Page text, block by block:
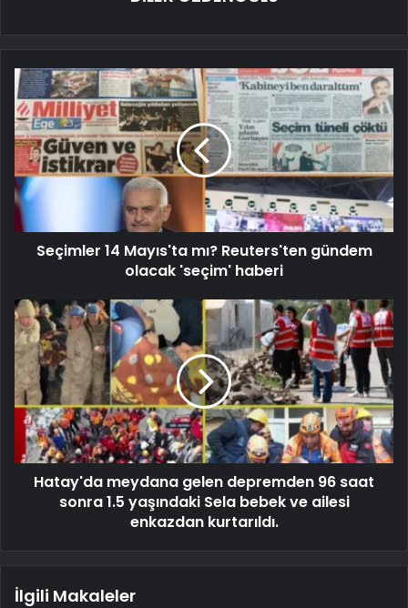
Seçimler 14 Mayıs'ta mı? Reuters'ten gündem
olacak 'seçim' haberi
Hatay'da meydana gelen depremden 96 saat
sonra 1.5 yaşındaki Sela bebek ve ailesi
enkazdan kurtarıldı.
İlgili Makaleler